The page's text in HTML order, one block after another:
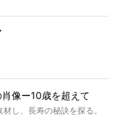
肖像ー10歳を超えて
し、長寿の秘訣を探る。